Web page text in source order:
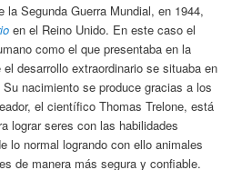
la Segunda Guerra Mundial, en 1944,
en el Reino Unido. En este caso el
como el que presentaba en la
desarrollo extraordinario se situaba en
nacimiento se produce gracias a los
el científico Thomas Trelone, está
lograr seres con las habilidades
lo normal logrando con ello animales
de manera más segura y confiable.